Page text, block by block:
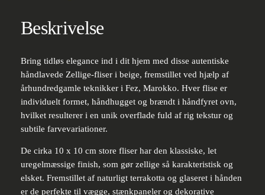
Beskrivelse
Bring tidløs elegance ind i dit hjem med disse autentiske
håndlavede Zellige-fliser i beige, fremstillet ved hjælp af
århundredgamle teknikker i Fez, Marokko. Hver flise er
individuelt formet, håndhugget og brændt i håndfyret ovn,
hvilket resulterer i en unik overflade fuld af rig tekstur og
subtile farvevariationer.
De cirka 10 x 10 cm store fliser har den klassiske, let
uregelmæssige finish, som gør zellige så karakteristisk og
elsket. Fremstillet af naturligt terrakotta og glaseret i hånden
er de perfekte til vægge, stænkpaneler og dekorative